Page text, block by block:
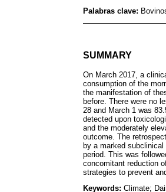
Palabras clave:
SUMMARY
On March 2017, a
consumption of the
the manifestation of
before. There were no
28 and March 1 was
detected upon
and the moderately
outcome. The
by a marked
period. This was
concomitant reduction
strategies to prevent
Keywords: Climate;